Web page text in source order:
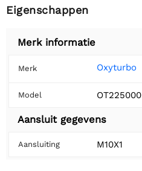
Eigenschappen
Merk informatie
Merk Oxyturbo
Model OT225000
Aansluit gegevens
Aansluiting M10X1